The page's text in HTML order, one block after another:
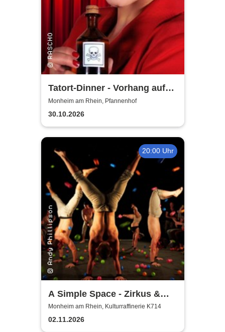
Tatort-Dinner - Vorhang auf
für Mord
Monheim am Rhein, Pfannenhof
30.10.2026
20:00 Uhr
A Simple Space - Zirkus &
Körpertheater
Monheim am Rhein, Kulturraffinerie K714
02.11.2026